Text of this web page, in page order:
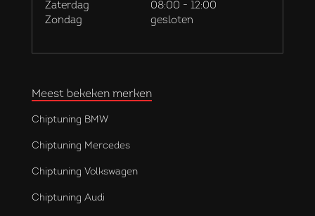
Zaterdag
08:00 - 12:00
Zondag
gesloten
Meest bekeken merken
Chiptuning BMW
Chiptuning Mercedes
Chiptuning Volkswagen
Chiptuning Audi